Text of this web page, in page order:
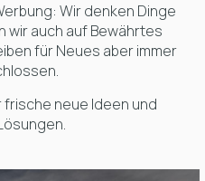
Wir denken Dinge
wir auch auf Bewährtes
für Neues aber immer
neue Ideen und